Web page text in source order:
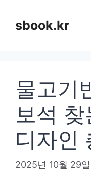
sbook.kr
물고기
보석
디자인
2025년 10월 29일